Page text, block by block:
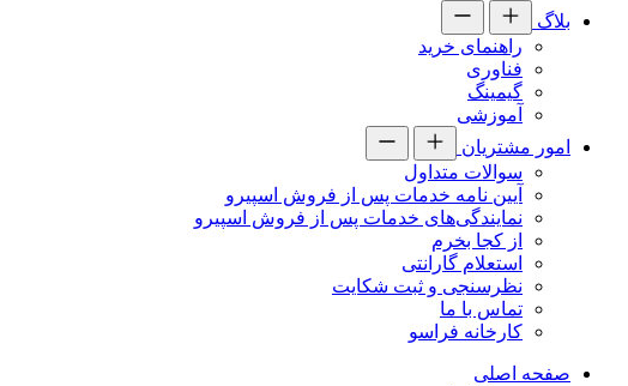
بلاگ
راهنمای خرید
فناوری
گیمینگ
آموزشی
امور مشتریان
سوالات متداول
آیین نامه خدمات پس از فروش اسپیرو
نمایندگی‌های خدمات پس از فروش اسپیرو
از کجا بخرم
استعلام گارانتی
نظرسنجی و ثبت شکایت
تماس با ما
کارخانه فراسو
صفحه اصلی